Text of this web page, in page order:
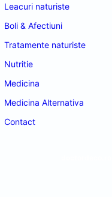
Leacuri naturiste
Boli & Afectiuni
Tratamente naturiste
Nutritie
Medicina
Medicina Alternativa
Contact